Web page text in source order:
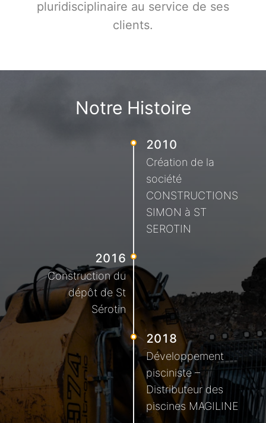
pluridisciplinaire au service de ses
clients.
Notre Histoire
2010
Création de la
société
CONSTRUCTIONS
SIMON à ST
SEROTIN
2016
Construction du
dépôt de St
Sérotin
2018
Développement
pisciniste –
Distributeur des
piscines MAGILINE